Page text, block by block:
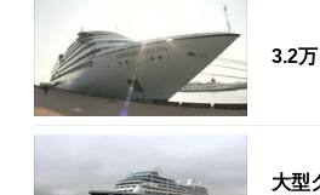
3.2
大型